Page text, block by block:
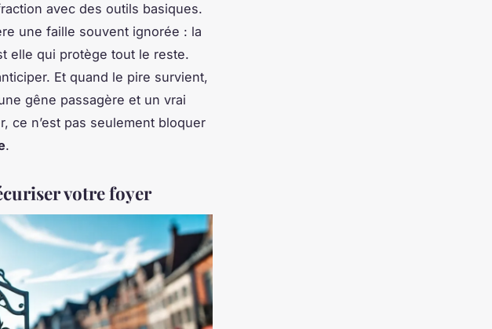
avec des outils basiques.
une faille souvent ignorée : la
elle qui protège tout le reste.
Et quand le pire survient,
gêne passagère et un vrai
ce n’est pas seulement bloquer
.
votre foyer